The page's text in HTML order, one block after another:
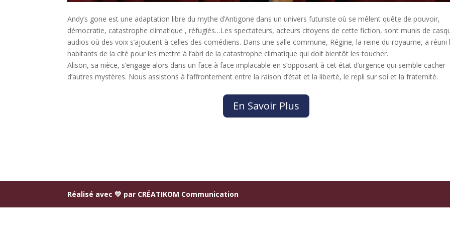
Andy’s gone est une adaptation libre du mythe d’Antigone dans un univers futuriste où se mêlent quête de pouvoir,
démocratie, catastrophe climatique , réfugiés…Les spectateurs, acteurs citoyens de cette fiction, sont munis de
audios où des voix s’ajoutent à celles des comédiens. Dans une salle commune, Régine, la reine du royaume, a réuni
habitants de la cité pour les mettre à l’abri de la catastrophe climatique qui doit bientôt les toucher.
Alison, sa nièce, s’engage alors dans un face à face implacable en s’opposant à cet état d’urgence qui semble cacher
d’autres mystères. Nous assistons à l’affrontement entre la raison d’état et la liberté, le repli sur soi et la fraternité.
En Savoir Plus
Réalisé avec 💛 par CRÉATIKOM Communication